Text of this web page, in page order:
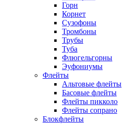
Горн
Корнет
Сузофоны
Тромбоны
Трубы
Туба
Флюгельгорны
Эуфониумы
Флейты
Альтовые флейты
Басовые флейты
Флейты пикколо
Флейты сопрано
Блокфлейты